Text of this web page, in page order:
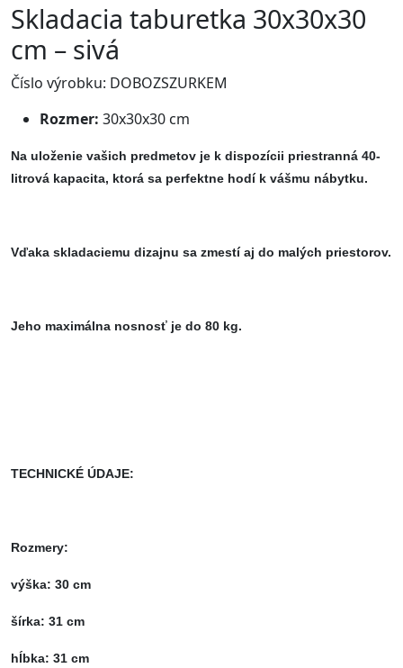
Skladacia taburetka 30x30x30
cm – sivá
Číslo výrobku: DOBOZSZURKEM
Rozmer: 30x30x30 cm
Na uloženie vašich predmetov je k dispozícii priestranná 40-
litrová kapacita, ktorá sa perfektne hodí k vášmu nábytku.
Vďaka skladaciemu dizajnu sa zmestí aj do malých priestorov.
Jeho maximálna nosnosť je do 80 kg.
TECHNICKÉ ÚDAJE:
Rozmery:
výška: 30 cm
šírka: 31 cm
hĺbka: 31 cm